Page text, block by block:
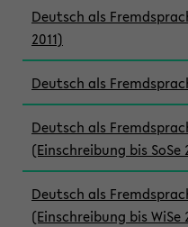
Deutsch als
2011)
Deutsch als
Deutsch als
(Einschreibung bis SoSe
Deutsch als
(Einschreibung bis WiSe